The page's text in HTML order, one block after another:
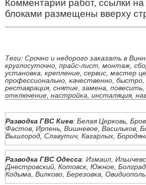
Комментарии работ, ссылки
блоками размещены вверху
Теги: Срочно и недорого заказать в
круглосуточно, прайс-лист, монтаж,
установка, крепление, сервис, мастер
профессионально, качественно,
реставрация, снятие, замена, повесить,
отключение, настройка, инсталяция,
Разводка ГВС Киев: Белая Церковь,
Фастов, Ирпень, Вишневое, Васильков,
Вышгород, Славутич, Кагарлых,
Разводка ГВС Одесса: Измаил,
Днестровский, Котовск, Южное,
Кодыма, Вилково, Березовка, Овидиополь